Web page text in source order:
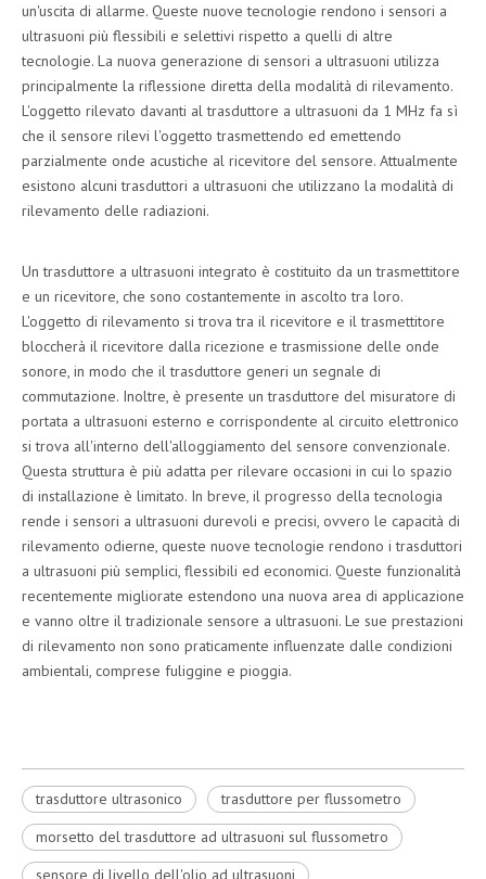
un'uscita di allarme. Queste nuove tecnologie rendono i sensori a
ultrasuoni più flessibili e selettivi rispetto a quelli di altre
tecnologie. La nuova generazione di sensori a ultrasuoni utilizza
principalmente la riflessione diretta della modalità di rilevamento.
L'oggetto rilevato davanti al trasduttore a ultrasuoni da 1 MHz fa sì
che il sensore rilevi l'oggetto trasmettendo ed emettendo
parzialmente onde acustiche al ricevitore del sensore. Attualmente
esistono alcuni trasduttori a ultrasuoni che utilizzano la modalità di
rilevamento delle radiazioni.
Un trasduttore a ultrasuoni integrato è costituito da un trasmettitore
e un ricevitore, che sono costantemente in ascolto tra loro.
L'oggetto di rilevamento si trova tra il ricevitore e il trasmettitore
bloccherà il ricevitore dalla ricezione e trasmissione delle onde
sonore, in modo che il trasduttore generi un segnale di
commutazione. Inoltre, è presente un trasduttore del misuratore di
portata a ultrasuoni esterno e corrispondente al circuito elettronico
si trova all'interno dell'alloggiamento del sensore convenzionale.
Questa struttura è più adatta per rilevare occasioni in cui lo spazio
di installazione è limitato. In breve, il progresso della tecnologia
rende i sensori a ultrasuoni durevoli e precisi, ovvero le capacità di
rilevamento odierne, queste nuove tecnologie rendono i trasduttori
a ultrasuoni più semplici, flessibili ed economici. Queste funzionalità
recentemente migliorate estendono una nuova area di applicazione
e vanno oltre il tradizionale sensore a ultrasuoni. Le sue prestazioni
di rilevamento non sono praticamente influenzate dalle condizioni
ambientali, comprese fuliggine e pioggia.
trasduttore ultrasonico
trasduttore per flussometro
morsetto del trasduttore ad ultrasuoni sul flussometro
sensore di livello dell'olio ad ultrasuoni